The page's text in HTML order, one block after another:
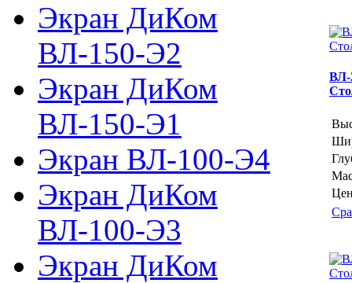
Экран ДиКом
ВЛ-150-Э2
Экран ДиКом
ВЛ-150-Э1
Экран ВЛ-100-Э4
Экран ДиКом
ВЛ-100-Э3
Экран ДиКом